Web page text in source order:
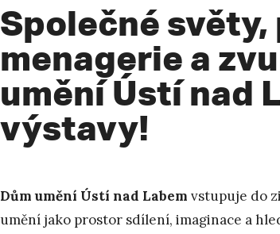
Společné
menagerie a
umění Ústí nad
výstavy!
Dům umění Ústí nad Labem vstupuje do
umění jako prostor sdílení, imaginace a